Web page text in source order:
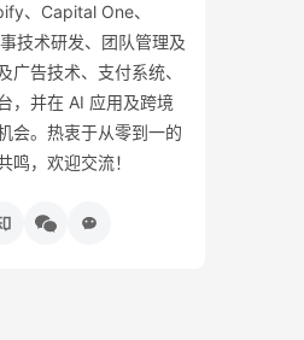
、Capital One、
技术研发、团队管理及
广告技术、支付系统、
，并在 AI 应用及跨境
会。热衷于从零到一的
鸣，欢迎交流！